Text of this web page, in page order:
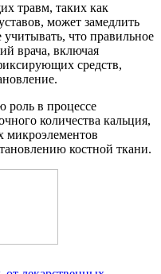
травм, таких как
может замедлить
что правильное
врача, включая
средств,
роль в процессе
количества кальция,
микроэлементов
костной ткани.